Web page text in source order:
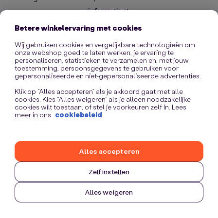
information).
Betere winkelervaring met cookies
Wij gebruiken cookies en vergelijkbare technologieën om
onze webshop goed te laten werken, je ervaring te
personaliseren, statistieken te verzamelen en, met jouw
toestemming, persoonsgegevens te gebruiken voor
gepersonaliseerde en niet-gepersonaliseerde advertenties.
Klik op “Alles accepteren” als je akkoord gaat met alle
cookies. Kies “Alles weigeren” als je alleen noodzakelijke
cookies wilt toestaan, of stel je voorkeuren zelf in. Lees
meer in ons cookiebeleid
Zelf instellen
Alles weigeren
Alles accepteren